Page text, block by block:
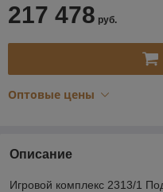
217 478 руб.
Оптовые цены
Описание
Игровой комплекс 2313/1